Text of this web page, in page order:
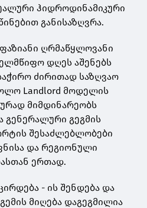
ჰიდროდინამიკური
განისაზღვრა.
ღრმაწყლოვანი
დღეს აშენებს
ძირითად საზღვაო
Landlord მოდელის
მიმდინარეობს
გენერალური გეგმის
შესაძლებლობები
და რეგიონული
ერთად.
- ის შენდება და
მიღება დაგეგმილია